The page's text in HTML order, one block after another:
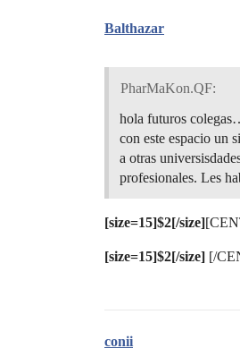
Balthazar
PharMaKon.QF:
hola futuros
con este espacio un
a otras
profesionales. Les
[size=15]$2[/size]
[size=15]$2[/size] [/
conii